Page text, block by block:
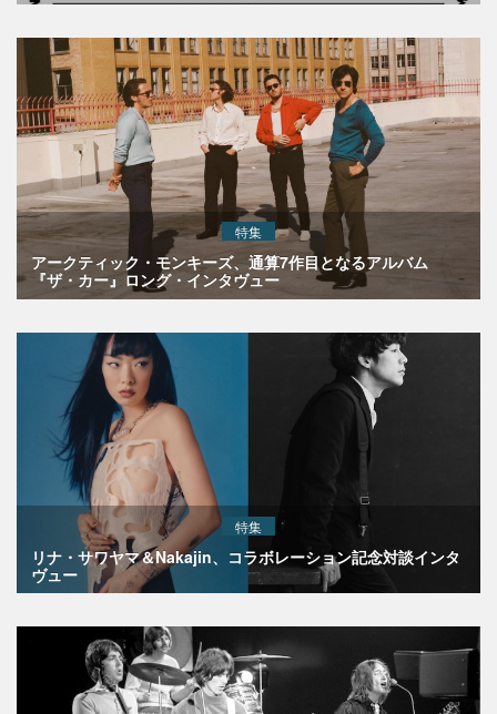
特集
アークティック・モンキーズ、通算7作目となるアルバム
『ザ・カー』ロング・インタヴュー
特集
リナ・サワヤマ＆Nakajin、コラボレーション記念対談インタ
ヴュー